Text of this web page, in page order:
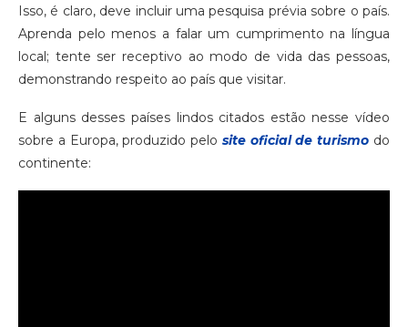
Isso, é claro, deve incluir uma pesquisa prévia sobre o país.
Aprenda pelo menos a falar um cumprimento na língua
local; tente ser receptivo ao modo de vida das pessoas,
demonstrando respeito ao país que visitar.
E alguns desses países lindos citados estão nesse vídeo
sobre a Europa, produzido pelo site oficial de turismo do
continente: